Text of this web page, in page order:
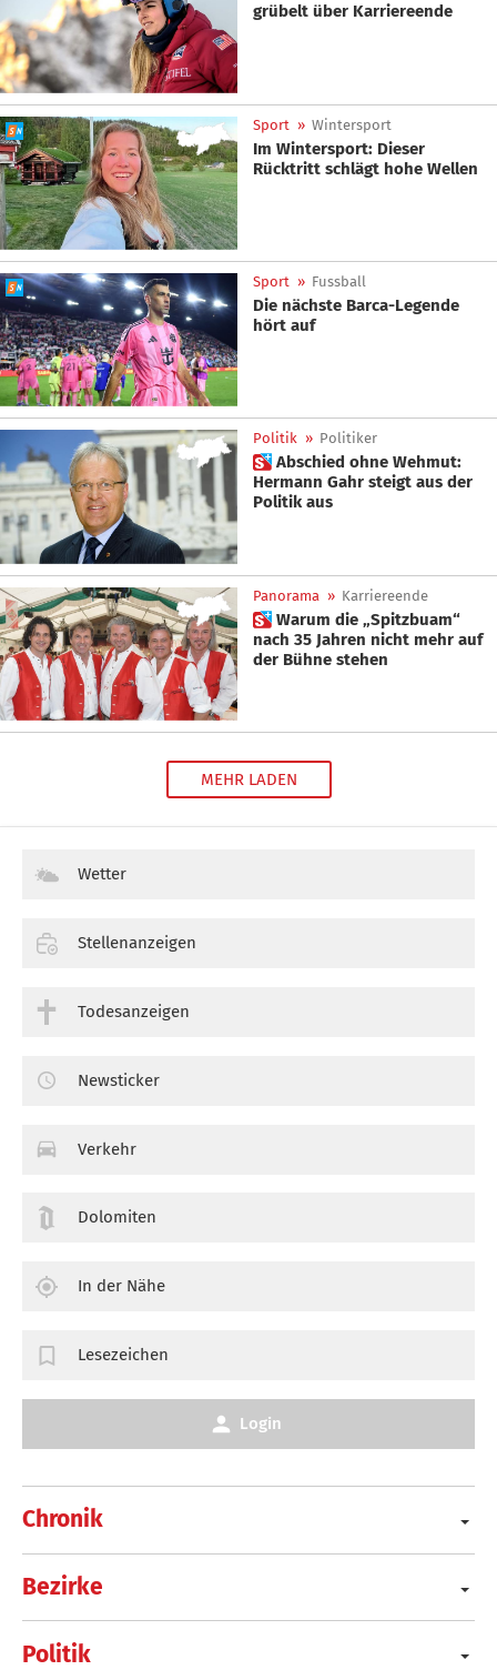
grübelt über Karriereende
Sport » Wintersport
Im Wintersport: Dieser
Rücktritt schlägt hohe Wellen
Sport » Fussball
Die nächste Barca-Legende
hört auf
Politik » Politiker
 Abschied ohne Wehmut:
Hermann Gahr steigt aus der
Politik aus
Panorama » Karriereende
 Warum die „Spitzbuam“
nach 35 Jahren nicht mehr auf
der Bühne stehen
MEHR LADEN
Chronik
Bezirke
Politik
Wetter
Stellenanzeigen
Todesanzeigen
Newsticker
Verkehr
Dolomiten
In der Nähe
Lesezeichen
Login